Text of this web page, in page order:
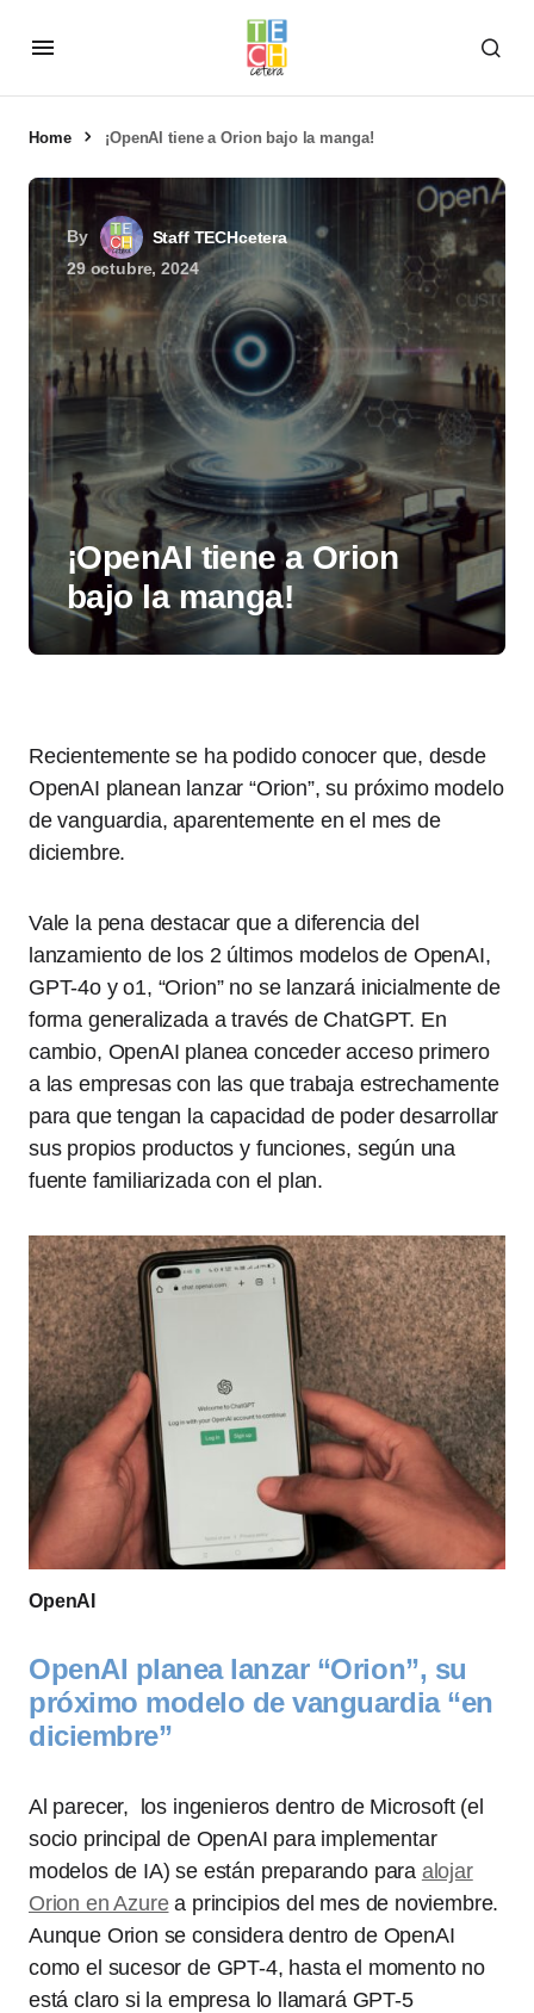
Home ¡OpenAI tiene a Orion bajo la manga!
By
Staff TECHcetera
29 octubre, 2024
¡OpenAI tiene a Orion
bajo la manga!
Recientemente se ha podido conocer que, desde
OpenAI planean lanzar “Orion”, su próximo modelo
de vanguardia, aparentemente en el mes de
diciembre.
Vale la pena destacar que a diferencia del
lanzamiento de los 2 últimos modelos de OpenAI,
GPT-4o y o1, “Orion” no se lanzará inicialmente de
forma generalizada a través de ChatGPT. En
cambio, OpenAI planea conceder acceso primero
a las empresas con las que trabaja estrechamente
para que tengan la capacidad de poder desarrollar
sus propios productos y funciones, según una
fuente familiarizada con el plan.
OpenAI
OpenAI planea lanzar “Orion”, su
próximo modelo de vanguardia “en
diciembre”
Al parecer, los ingenieros dentro de Microsoft (el
socio principal de OpenAI para implementar
modelos de IA) se están preparando para alojar
Orion en Azurea principios del mes de noviembre.
Aunque Orion se considera dentro de OpenAI
como el sucesor de GPT-4, hasta el momento no
está claro si la empresa lo llamará GPT-5